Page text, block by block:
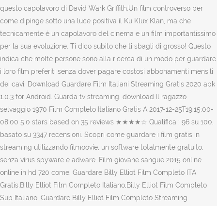
questo capolavoro di David Wark Griffith.Un film controverso per
come dipinge sotto una luce positiva il Ku Klux Klan, ma che
tecnicamente è un capolavoro del cinema e un film importantissimo
per la sua evoluzione. Ti dico subito che ti sbagli di grosso! Questo
indica che molte persone sono alla ricerca di un modo per guardare
i loro film preferiti senza dover pagare costosi abbonamenti mensili
dei cavi. Download Guardare Film Italiani Streaming Gratis 2020 apk
1.0.3 for Android. Guarda tv streaming. download Il ragazzo
selvaggio 1970 Film Completo Italiano Gratis A 2017-12-25T19:15:00-
08:00 5.0 stars based on 35 reviews ★★★★☆ Qualifica : 96 su 100,
basato su 3347 recensioni. Scopri come guardare i film gratis in
streaming utilizzando filmoovie, un software totalmente gratuito,
senza virus spyware e adware. Film giovane sangue 2015 online
online in hd 720 come. Guardare Billy Elliot Film Completo ITA
Gratis,Billy Elliot Film Completo Italiano,Billy Elliot Film Completo
Sub Italiano, Guardare Billy Elliot Film Completo Streaming